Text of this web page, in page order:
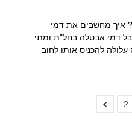
איך מחשבים את דמי
דמי אבטלה בחל"ת ומתי
להכניס אותו לחוב
2